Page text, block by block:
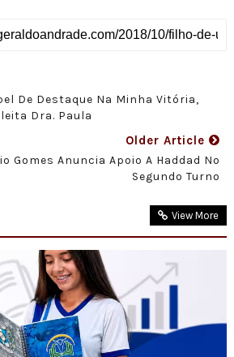
De Destaque Na Minha Vitória,
Dra. Paula
Older Article
Gomes Anuncia Apoio A Haddad No
Segundo Turno
View More